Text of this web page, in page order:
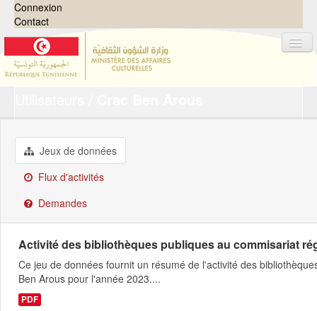
Connexion
Contact
Groupes
Demandes
À propos
Jeux de données
Flux d'activités
Demandes
Activité des bibliothèques publiques au commisariat
Ce jeu de données fournit un résumé de l'activité des
Ben Arous pour l'année 2023....
PDF